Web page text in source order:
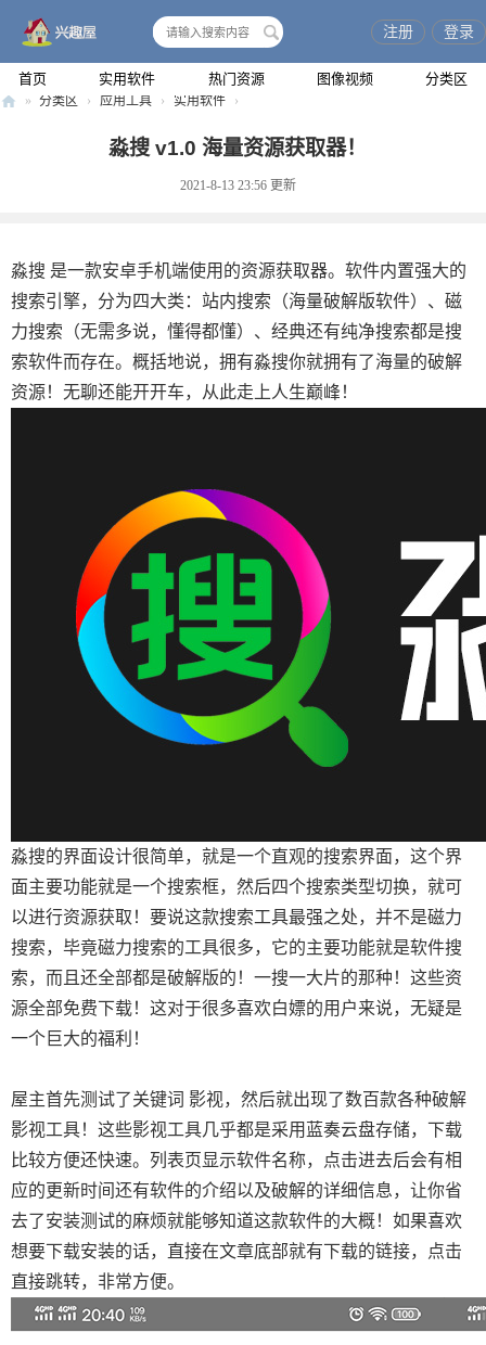
首页 实用软件 热门资源 图像视频 分类区
注册 登录
» 分类区 › 应用工具 › 实用软件 ›
淼搜 v1.0 海量资源获取器！
2021-8-13 23:56 更新
淼搜 是一款安卓手机端使用的资源获取器。软件内置强大的
搜索引擎，分为四大类：站内搜索（海量破解版软件）、磁
力搜索（无需多说，懂得都懂）、经典还有纯净搜索都是搜
索软件而存在。概括地说，拥有淼搜你就拥有了海量的破解
资源！无聊还能开开车，从此走上人生巅峰！
淼搜的界面设计很简单，就是一个直观的搜索界面，这个界
面主要功能就是一个搜索框，然后四个搜索类型切换，就可
以进行资源获取！要说这款搜索工具最强之处，并不是磁力
搜索，毕竟磁力搜索的工具很多，它的主要功能就是软件搜
索，而且还全部都是破解版的！一搜一大片的那种！这些资
源全部免费下载！这对于很多喜欢白嫖的用户来说，无疑是
一个巨大的福利！
屋主首先测试了关键词 影视，然后就出现了数百款各种破解
影视工具！这些影视工具几乎都是采用蓝奏云盘存储，下载
比较方便还快速。列表页显示软件名称，点击进去后会有相
应的更新时间还有软件的介绍以及破解的详细信息，让你省
去了安装测试的麻烦就能够知道这款软件的大概！如果喜欢
想要下载安装的话，直接在文章底部就有下载的链接，点击
直接跳转，非常方便。